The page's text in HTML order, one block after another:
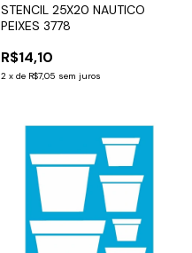
STENCIL 25X20 NAUTICO
PEIXES 3778
R$14,10
2 x de R$7,05 sem juros